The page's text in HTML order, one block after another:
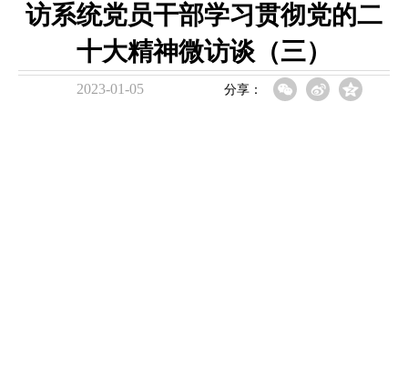
访系统党员干部学习贯彻党的二
十大精神微访谈（三）
2023-01-05 分享：